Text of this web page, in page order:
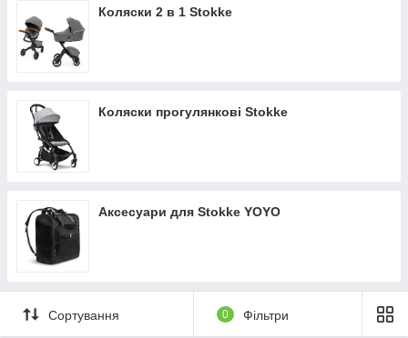
Коляски 2 в 1 Stokke
Коляски прогулянкові Stokke
Аксесуари для Stokke YOYO
Сортування 0 Фільтри